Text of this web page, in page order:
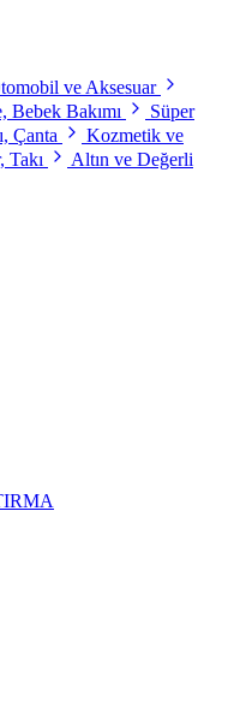
ve Aksesuar
Bebek Bakımı
Süper
Çanta
Kozmetik ve
Takı
Altın ve Değerli